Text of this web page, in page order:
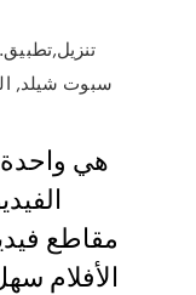
سبوت شيلد,
مقاطع
الأفلام